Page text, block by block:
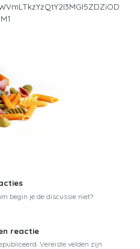
M1
begin je de discussie niet?
reactie
Vereiste velden zijn